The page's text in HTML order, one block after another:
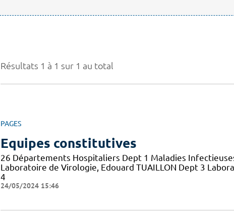
Résultats 1 à 1 sur 1 au total
PAGES
Equipes constitutives
26 Départements Hospitaliers Dept 1 Maladies
Laboratoire de Virologie, Edouard TUAILLON Dept 3
4
24/05/2024 15:46